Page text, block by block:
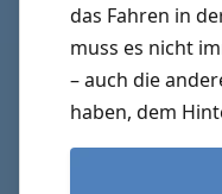
das Fahren in
muss es nicht
– auch die
haben, dem